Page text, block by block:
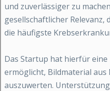
und zuverlässiger zu
gesellschaftlicher
die häufigste
Das Startup hat hierfür
ermöglicht, Bildmaterial
auszuwerten.